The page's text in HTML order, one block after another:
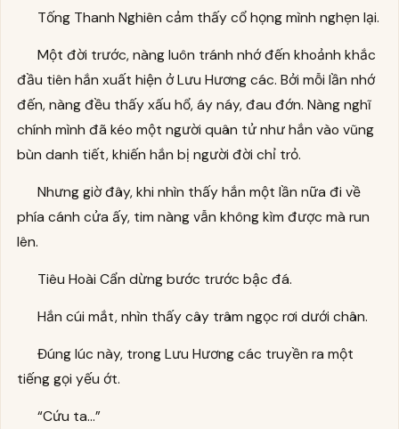
Tống Thanh Nghiên cảm thấy cổ họng mình nghẹn lại.
Một đời trước, nàng luôn tránh nhớ đến khoảnh khắc
đầu tiên hắn xuất hiện ở Lưu Hương các. Bởi mỗi lần nhớ
đến, nàng đều thấy xấu hổ, áy náy, đau đớn. Nàng nghĩ
chính mình đã kéo một người quân tử như hắn vào vũng
bùn danh tiết, khiến hắn bị người đời chỉ trỏ.
Nhưng giờ đây, khi nhìn thấy hắn một lần nữa đi về
phía cánh cửa ấy, tim nàng vẫn không kìm được mà run
lên.
Tiêu Hoài Cẩn dừng bước trước bậc đá.
Hắn cúi mắt, nhìn thấy cây trâm ngọc rơi dưới chân.
Đúng lúc này, trong Lưu Hương các truyền ra một
tiếng gọi yếu ớt.
“Cứu ta…”